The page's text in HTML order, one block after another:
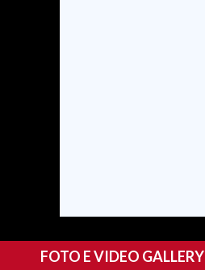
FOTO E VIDEO GALLERY